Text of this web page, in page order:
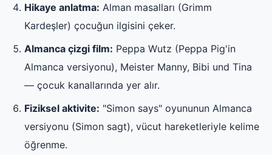
Hikaye anlatma: Alman masalları (Grimm
Kardeşler) çocuğun ilgisini çeker.
Almanca çizgi film: Peppa Wutz (Peppa Pig'in
Almanca versiyonu), Meister Manny, Bibi und Tina
— çocuk kanallarında yer alır.
Fiziksel aktivite: "Simon says" oyununun Almanca
versiyonu (Simon sagt), vücut hareketleriyle kelime
öğrenme.